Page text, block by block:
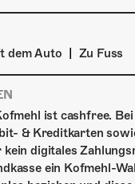
dem Auto Zu Fuss
ist cashfree.
& Kreditkarten
kein digitales
ein Kofmehl-